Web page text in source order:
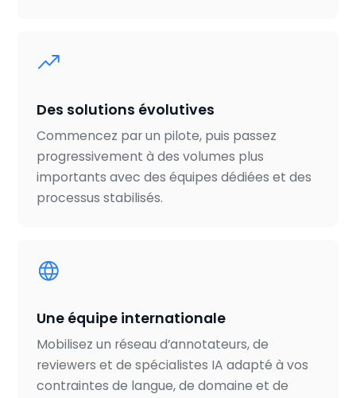
Des solutions évolutives
Commencez par un pilote, puis passez
progressivement à des volumes plus
importants avec des équipes dédiées et des
processus stabilisés.
Une équipe internationale
Mobilisez un réseau d’annotateurs, de
reviewers et de spécialistes IA adapté à vos
contraintes de langue, de domaine et de